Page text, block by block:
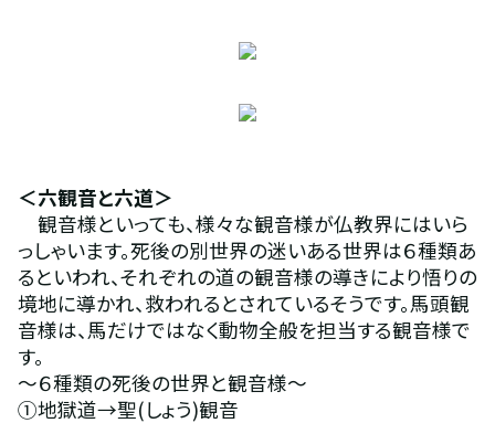
＜六観音と六道＞
観音様といっても、様々な観音様が仏教界にはいら
っしゃいます。死後の別世界の迷いある世界は６種類あ
るといわれ、それぞれの道の観音様の導きにより悟りの
境地に導かれ、救われるとされているそうです。馬頭観
音様は、馬だけではなく動物全般を担当する観音様で
す。
～６種類の死後の世界と観音様～
①地獄道→聖(しょう)観音